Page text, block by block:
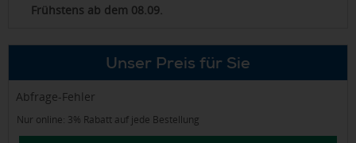
Frühstens ab dem 08.09.
Unser Preis für Sie
Abfrage-Fehler
Nur online: 3% Rabatt auf jede Bestellung